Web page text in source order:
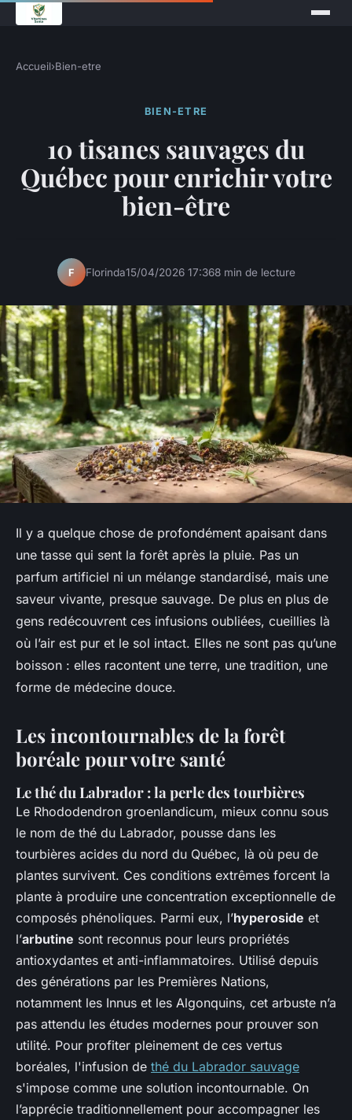
Accueil›Bien-etre
BIEN-ETRE
10 tisanes sauvages du
Québec pour enrichir votre
bien-être
F Florinda15/04/2026 17:368 min de lecture
Il y a quelque chose de profondément apaisant dans
une tasse qui sent la forêt après la pluie. Pas un
parfum artificiel ni un mélange standardisé, mais une
saveur vivante, presque sauvage. De plus en plus de
gens redécouvrent ces infusions oubliées, cueillies là
où l’air est pur et le sol intact. Elles ne sont pas qu’une
boisson : elles racontent une terre, une tradition, une
forme de médecine douce.
Les incontournables de la forêt
boréale pour votre santé
Le thé du Labrador : la perle des tourbières
Le Rhododendron groenlandicum, mieux connu sous
le nom de thé du Labrador, pousse dans les
tourbières acides du nord du Québec, là où peu de
plantes survivent. Ces conditions extrêmes forcent la
plante à produire une concentration exceptionnelle de
composés phénoliques. Parmi eux, l’hyperoside et
l’arbutine sont reconnus pour leurs propriétés
antioxydantes et anti-inflammatoires. Utilisé depuis
des générations par les Premières Nations,
notamment les Innus et les Algonquins, cet arbuste n’a
pas attendu les études modernes pour prouver son
utilité. Pour profiter pleinement de ces vertus
boréales, l'infusion de thé du Labrador sauvage
s'impose comme une solution incontournable. On
l’apprécie traditionnellement pour accompagner les